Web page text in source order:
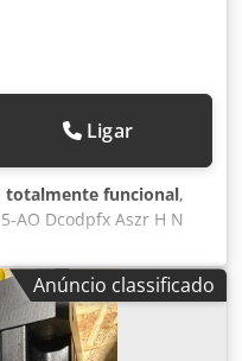
Ligar
totalmente funcional,
AO Dcodpfx Aszr H N
Anúncio classificado